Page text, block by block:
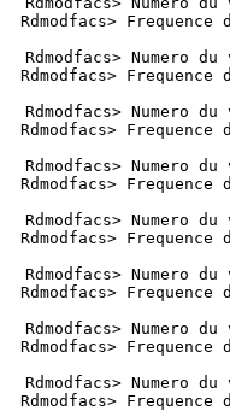
Rdmodfacs>
Rdmodfacs> Numero
Rdmodfacs>
Rdmodfacs> Numero
Rdmodfacs>
Rdmodfacs> Numero
Rdmodfacs>
Rdmodfacs> Numero
Rdmodfacs>
Rdmodfacs> Numero
Rdmodfacs>
Rdmodfacs> Numero
Rdmodfacs>
Rdmodfacs> Numero
Rdmodfacs>